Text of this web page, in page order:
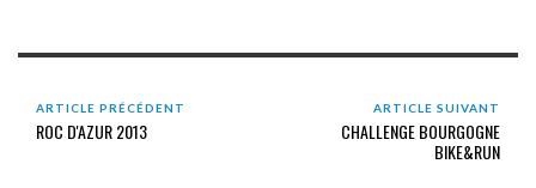
ARTICLE PRÉCÉDENT
ROC D'AZUR 2013
ARTICLE SUIVANT
CHALLENGE BOURGOGNE
BIKE&RUN